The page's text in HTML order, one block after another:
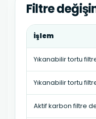
Filtre
İşlem
Yıkanabilir tortu
Yıkanabilir tortu
Aktif karbon filtre